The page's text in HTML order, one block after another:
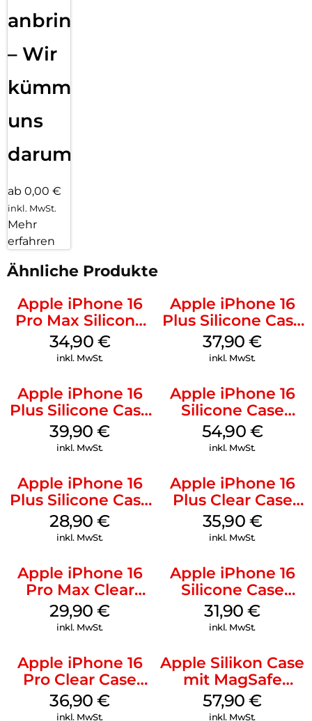
anbringen
– Wir
kümmern
uns
darum!
ab 0,00 €
inkl. MwSt.
Mehr
erfahren
Ähnliche Produkte
Apple iPhone 16
Pro Max Silicone
Case MagSafe
Denim
34,90 €
inkl. MwSt.
Apple iPhone 16
Plus Silicone Case
MagSafe Lake
Green
37,90€
inkl. MwSt.
Apple iPhone 16
Plus Silicone Case
MagSafe Plum
39,90€
inkl. MwSt.
Apple iPhone 16
Silicone Case
MagSafe Lake
Green
54,90 €
inkl. MwSt.
Apple iPhone 16
Plus Silicone Case
MagSafe Black
28,90€
inkl. MwSt.
Apple iPhone 16
Plus Clear Case
MagSafe
Transparent
35,90 €
inkl. MwSt.
Apple iPhone 16
Pro Max Clear
Case MagSafe
Transparent
29,90€
inkl. MwSt.
Apple iPhone 16
Silicone Case
MagSafe Fuchsia
31,90€
inkl. MwSt.
Apple iPhone 16
Pro Clear Case
MagSafe
Transparent
36,90€
inkl. MwSt.
Apple Silikon Case
mit MagSafe
iPhone 14 Pro
(PRODUCT)RED
57,90€
inkl. MwSt.